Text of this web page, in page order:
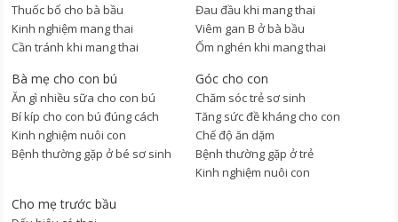
Thuốc bổ cho bà bầu
Kinh nghiệm mang thai
Cần tránh khi mang thai
Đau đầu khi mang thai
Viêm gan B ở bà bầu
Ốm nghén khi mang thai
Bà mẹ cho con bú
Ăn gì nhiều sữa cho con bú
Bí kíp cho con bú đúng cách
Kinh nghiệm nuôi con
Bệnh thường gặp ở bé sơ sinh
Góc cho con
Chăm sóc trẻ sơ sinh
Tăng sức đề kháng cho con
Chế độ ăn dặm
Bệnh thường gặp ở trẻ
Kinh nghiệm nuôi con
Cho mẹ trước bầu